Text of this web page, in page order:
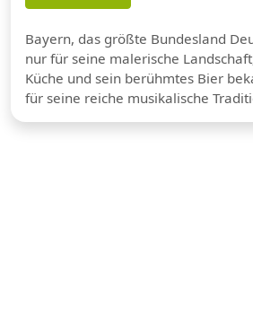
Bayern, das größte Bundesland
nur für seine malerische
Küche und sein berühmtes Bier
für seine reiche musikalische